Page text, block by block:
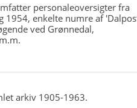
personaleoversigter fra
1954, enkelte numre af
ved Grønnedal,
arkiv 1905-1963.